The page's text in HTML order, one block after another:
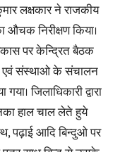
लक्षकार ने राजकीय
औचक निरीक्षण किया।
पर केन्द्रित बैठक
एवं संस्थाओ के संचालन
जिलाधिकारी द्वारा
हाल चाल लेते हुये
पढ़ाई आदि बिन्दुओ पर